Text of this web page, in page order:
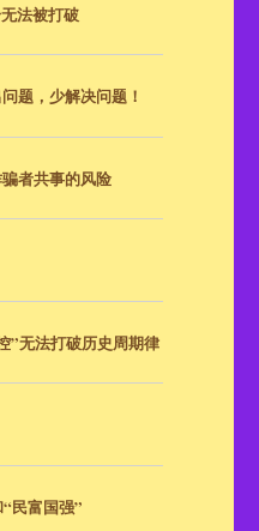
法被打破
题，少解决问题！
者共事的风险
”无法打破历史周期律
民富国强”